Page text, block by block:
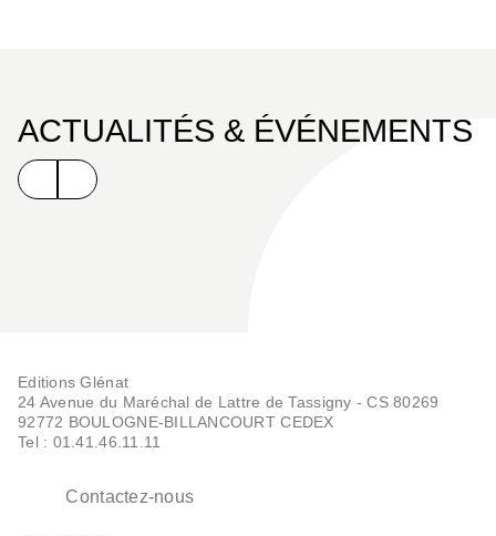
ACTUALITÉS & ÉVÉNEMENTS
Editions Glénat
24 Avenue du Maréchal de Lattre de Tassigny - CS 80269
92772 BOULOGNE-BILLANCOURT CEDEX
Tel : 01.41.46.11.11
Contactez-nous